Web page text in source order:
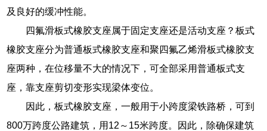
及良好的缓冲性能。
四氟滑板式橡胶支座属于固定支座还是活动支座？板式
橡胶支座分为普通板式橡胶支座和聚四氟乙烯滑板式橡胶支
座两种，在位移量不大的情况下，可全部采用普通板式支
座，靠支座剪切变形实现梁体变位。
因此，板式橡胶支座，一般用于小跨度梁铁路桥，可到
800万跨度公路建筑，用12～15米跨度。因此，除确保建筑